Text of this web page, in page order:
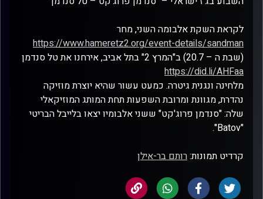
לקראת השקת אלבומה השני, מחר
https://www.hameretz2.org/event-details/sandman
(שבת ה – 20.7) ב"המרץ 2" בתל אביב, אירחנו את טל סנדמן
https://did.li/AHFaa
מלחינה ונגנית גיטרה. כמעט עשור שהיא יוצרת מוזיקה
נהדרת, מגוונת ומרובת השפעות תחת המותג המוזיקאלי
שלה: "סנדמן פרוג'קט" ששני אלבומיו יצאו בלייבל הבריטי
"Batov".
קרדיט תמונות:רותם בר-אילן